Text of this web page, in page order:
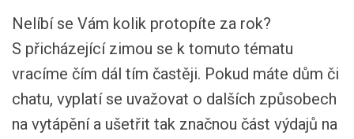
Nelíbí se Vám kolik protopíte za rok?
S přicházející zimou se k tomuto tématu
vracíme čím dál tím častěji. Pokud máte dům či
chatu, vyplatí se uvažovat o dalších způsobech
na vytápění a ušetřit tak značnou část výdajů na